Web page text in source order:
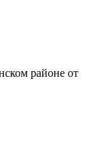
районе от